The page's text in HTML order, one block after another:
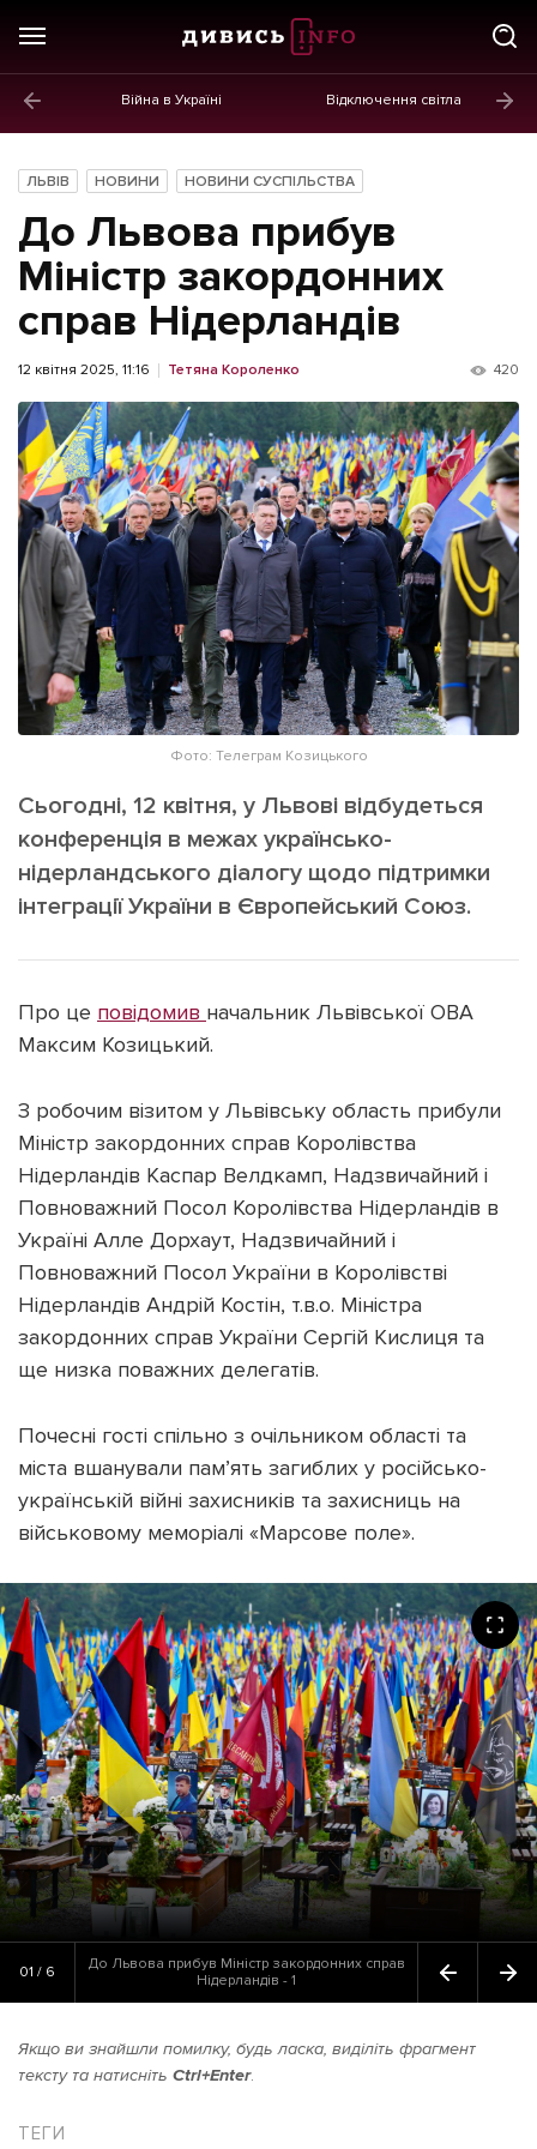
Війна в Україні Відключення світла
Новини
Політика
Економіка
Бізнес
Життя
Культура
Афіша
ІНШЕ
Інтерв'ю
Картки
Репортаж
Розслідування
Лонгріди
Прес-релізи
Фото/Відео
Made in Lviv
Зв'язатися з нами
Політика конфіденційності
Підтримати dyvys.info
ЛЬВІВ НОВИНИ НОВИНИ СУСПІЛЬСТВА
До Львова прибув
Міністр закордонних
справ Нідерландів
12 квітня 2025, 11:16 Тетяна Короленко 420
Фото: Телеграм Козицького
Сьогодні, 12 квітня, у Львові відбудеться
конференція в межах українсько-
нідерландського діалогу щодо підтримки
інтеграції України в Європейський Союз.
Про це повідомив начальник Львівської ОВА
Максим Козицький.
З робочим візитом у Львівську область прибули
Міністр закордонних справ Королівства
Нідерландів Каспар Велдкамп, Надзвичайний і
Повноважний Посол Королівства Нідерландів в
Україні Алле Дорхаут, Надзвичайний і
Повноважний Посол України в Королівстві
Нідерландів Андрій Костін, т.в.о. Міністра
закордонних справ України Сергій Кислиця та
ще низка поважних делегатів.
Почесні гості спільно з очільником області та
міста вшанували пам’ять загиблих у російсько-
українській війні захисників та захисниць на
військовому меморіалі «Марсове поле».
01 / 6
До Львова прибув Міністр закордонних справ
Нідерландів - 1
Якщо ви знайшли помилку, будь ласка, виділіть фрагмент
тексту та натисніть Ctrl+Enter.